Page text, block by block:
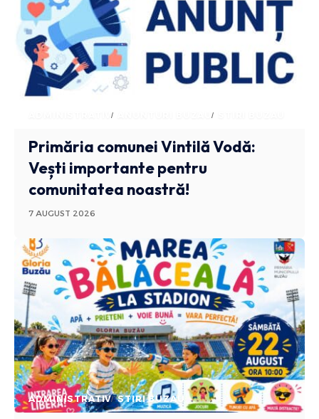
ADMINISTRATIV ANUNTURI BUZAU
Primăria comunei Vintilă Vodă:
Vești importante pentru
comunitatea noastră!
7 AUGUST 2026
ADMINISTRATIV STIRI BUZAU